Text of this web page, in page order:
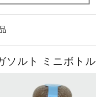
ソルト ミニボトル